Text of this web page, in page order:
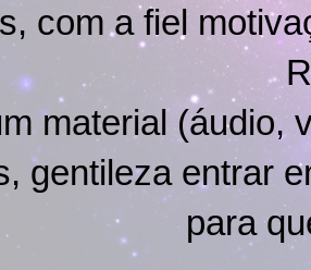
com a fiel
material (áudio,
gentileza entrar
para